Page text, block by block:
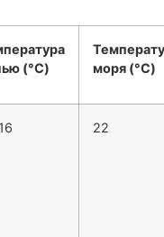
(°C)
моря (°C)
22